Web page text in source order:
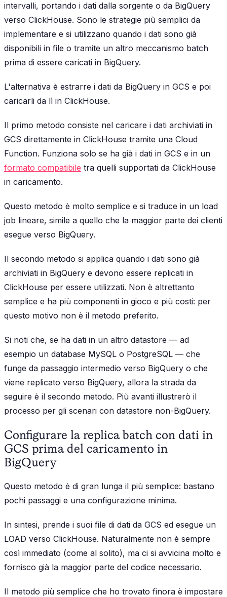
intervalli, portando i dati dalla sorgente o da BigQuery
verso ClickHouse. Sono le strategie più semplici da
implementare e si utilizzano quando i dati sono già
disponibili in file o tramite un altro meccanismo batch
prima di essere caricati in BigQuery.
L'alternativa è estrarre i dati da BigQuery in GCS e poi
caricarli da lì in ClickHouse.
Il primo metodo consiste nel caricare i dati archiviati in
GCS direttamente in ClickHouse tramite una Cloud
Function. Funziona solo se ha già i dati in GCS e in un
formato compatibile tra quelli supportati da ClickHouse
in caricamento.
Questo metodo è molto semplice e si traduce in un load
job lineare, simile a quello che la maggior parte dei clienti
esegue verso BigQuery.
Il secondo metodo si applica quando i dati sono già
archiviati in BigQuery e devono essere replicati in
ClickHouse per essere utilizzati. Non è altrettanto
semplice e ha più componenti in gioco e più costi: per
questo motivo non è il metodo preferito.
Si noti che, se ha dati in un altro datastore — ad
esempio un database MySQL o PostgreSQL — che
funge da passaggio intermedio verso BigQuery o che
viene replicato verso BigQuery, allora la strada da
seguire è il secondo metodo. Più avanti illustrerò il
processo per gli scenari con datastore non-BigQuery.
Configurare la replica batch con dati in
GCS prima del caricamento in
BigQuery
Questo metodo è di gran lunga il più semplice: bastano
pochi passaggi e una configurazione minima.
In sintesi, prende i suoi file di dati da GCS ed esegue un
LOAD verso ClickHouse. Naturalmente non è sempre
così immediato (come al solito), ma ci si avvicina molto e
fornisco già la maggior parte del codice necessario.
Il metodo più semplice che ho trovato finora è impostare